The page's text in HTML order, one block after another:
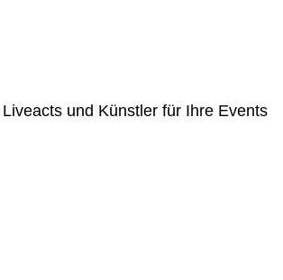
und Künstler für Ihre Events